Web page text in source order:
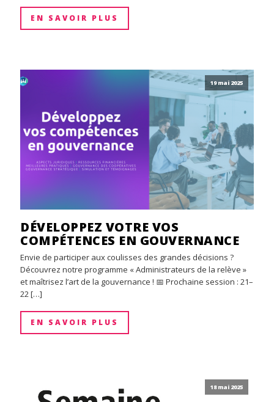
EN SAVOIR PLUS
19 mai 2025
DÉVELOPPEZ VOTRE VOS
COMPÉTENCES EN GOUVERNANCE
Envie de participer aux coulisses des grandes décisions ?
Découvrez notre programme « Administrateurs de la relève »
et maîtrisez l’art de la gouvernance ! 📅 Prochaine session : 21–
22 […]
EN SAVOIR PLUS
18 mai 2025